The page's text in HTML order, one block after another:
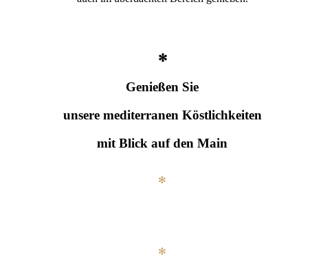
✻
Genießen Sie
unsere mediterranen Köstlichkeiten
mit Blick auf den Main
✻
✻